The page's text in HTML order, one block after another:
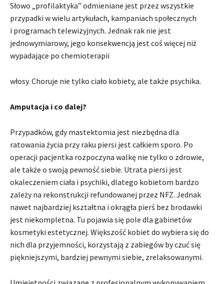
Słowo „profilaktyka” odmieniane jest przez wszystkie
przypadki w wielu artykułach, kampaniach społecznych
i programach telewizyjnych. Jednak rak nie jest
jednowymiarowy, jego konsekwencją jest coś więcej niż
wypadające po chemioterapii
włosy. Choruje nie tylko ciało kobiety, ale także psychika.
Amputacja i co dalej?
Przypadków, gdy mastektomia jest niezbędna dla
ratowania życia przy raku piersi jest całkiem sporo. Po
operacji pacjentka rozpoczyna walkę nie tylko o zdrowie,
ale także o swoją pewność siebie. Utrata piersi jest
okaleczeniem ciała i psychiki, dlatego kobietom bardzo
zależy na rekonstrukcji refundowanej przez NFZ. Jednak
nawet najbardziej kształtna i okrągła pierś bez brodawki
jest niekompletna. Tu pojawia się pole dla gabinetów
kosmetyki estetycznej. Większość kobiet do wybiera się do
nich dla przyjemności, korzystają z zabiegów by czuć się
piękniejszymi, bardziej pewnymi siebie, zrelaksowanymi.